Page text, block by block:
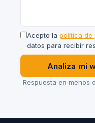
Acepto la política de
datos para recibir
Analiza mi
Respuesta en menos